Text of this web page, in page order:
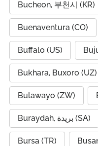
Bucheon, 부천시 (KR)
Buenaventura (CO)
Buffalo (US)
Bukhara, Buxoro (UZ)
Bulawayo (ZW)
Buraydah, بريدة (SA)
Bursa (TR)